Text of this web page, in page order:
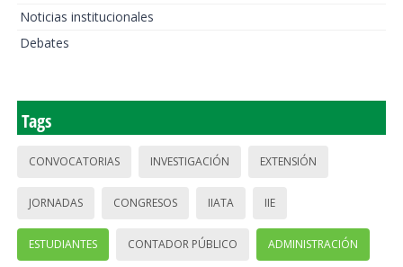
Noticias institucionales
Debates
Tags
CONVOCATORIAS INVESTIGACIÓN EXTENSIÓN
JORNADAS CONGRESOS IIATA IIE
ESTUDIANTES CONTADOR PÚBLICO ADMINISTRACIÓN